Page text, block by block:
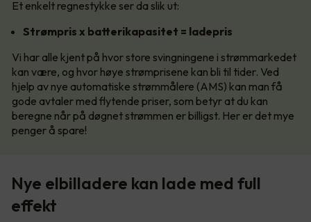
Et enkelt regnestykke ser da slik ut:
Strømpris x batterikapasitet = ladepris
Vi har alle kjent på hvor store svingningene i strømmarkedet
kan være, og hvor høye strømprisene kan bli til tider. Ved
hjelp av nye automatiske strømmålere (AMS) kan man få
gode avtaler med flytende priser, som betyr at du kan
beregne når på døgnet strømmen er billigst. Her er det mye
penger å spare!
Nye elbilladere kan lade med full
effekt